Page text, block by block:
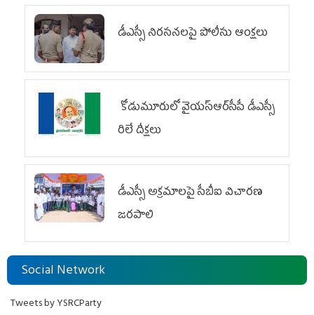
డీఎస్సీ నిరసనలపై పోలీసు ఆంక్షలు
కోడుమూరులో వైయ‌స్ఆర్‌సీపీ డీఎస్సీ
రిలే దీక్షలు
డీఎస్సీ అక్రమాలపై సీబీఐ విచారణ
జరపాలి
Social Network
Tweets by YSRCParty